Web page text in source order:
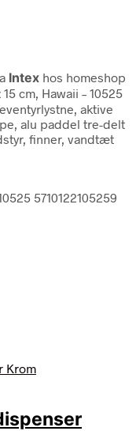
Intex hos homeshop
cm, Hawaii – 10525
aktive
alu paddel tre-delt
finner, vandtæt
5710122105259
kr..